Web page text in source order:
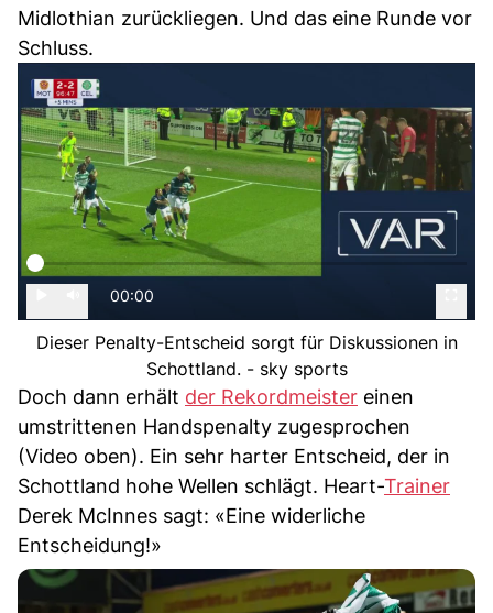
Midlothian zurückliegen. Und das eine Runde vor
Schluss.
00:00
Dieser Penalty-Entscheid sorgt für Diskussionen in
Schottland. - sky sports
Doch dann erhält der Rekordmeister einen
umstrittenen Handspenalty zugesprochen
(Video oben). Ein sehr harter Entscheid, der in
Schottland hohe Wellen schlägt. Heart-Trainer
Derek McInnes sagt: «Eine widerliche
Entscheidung!»